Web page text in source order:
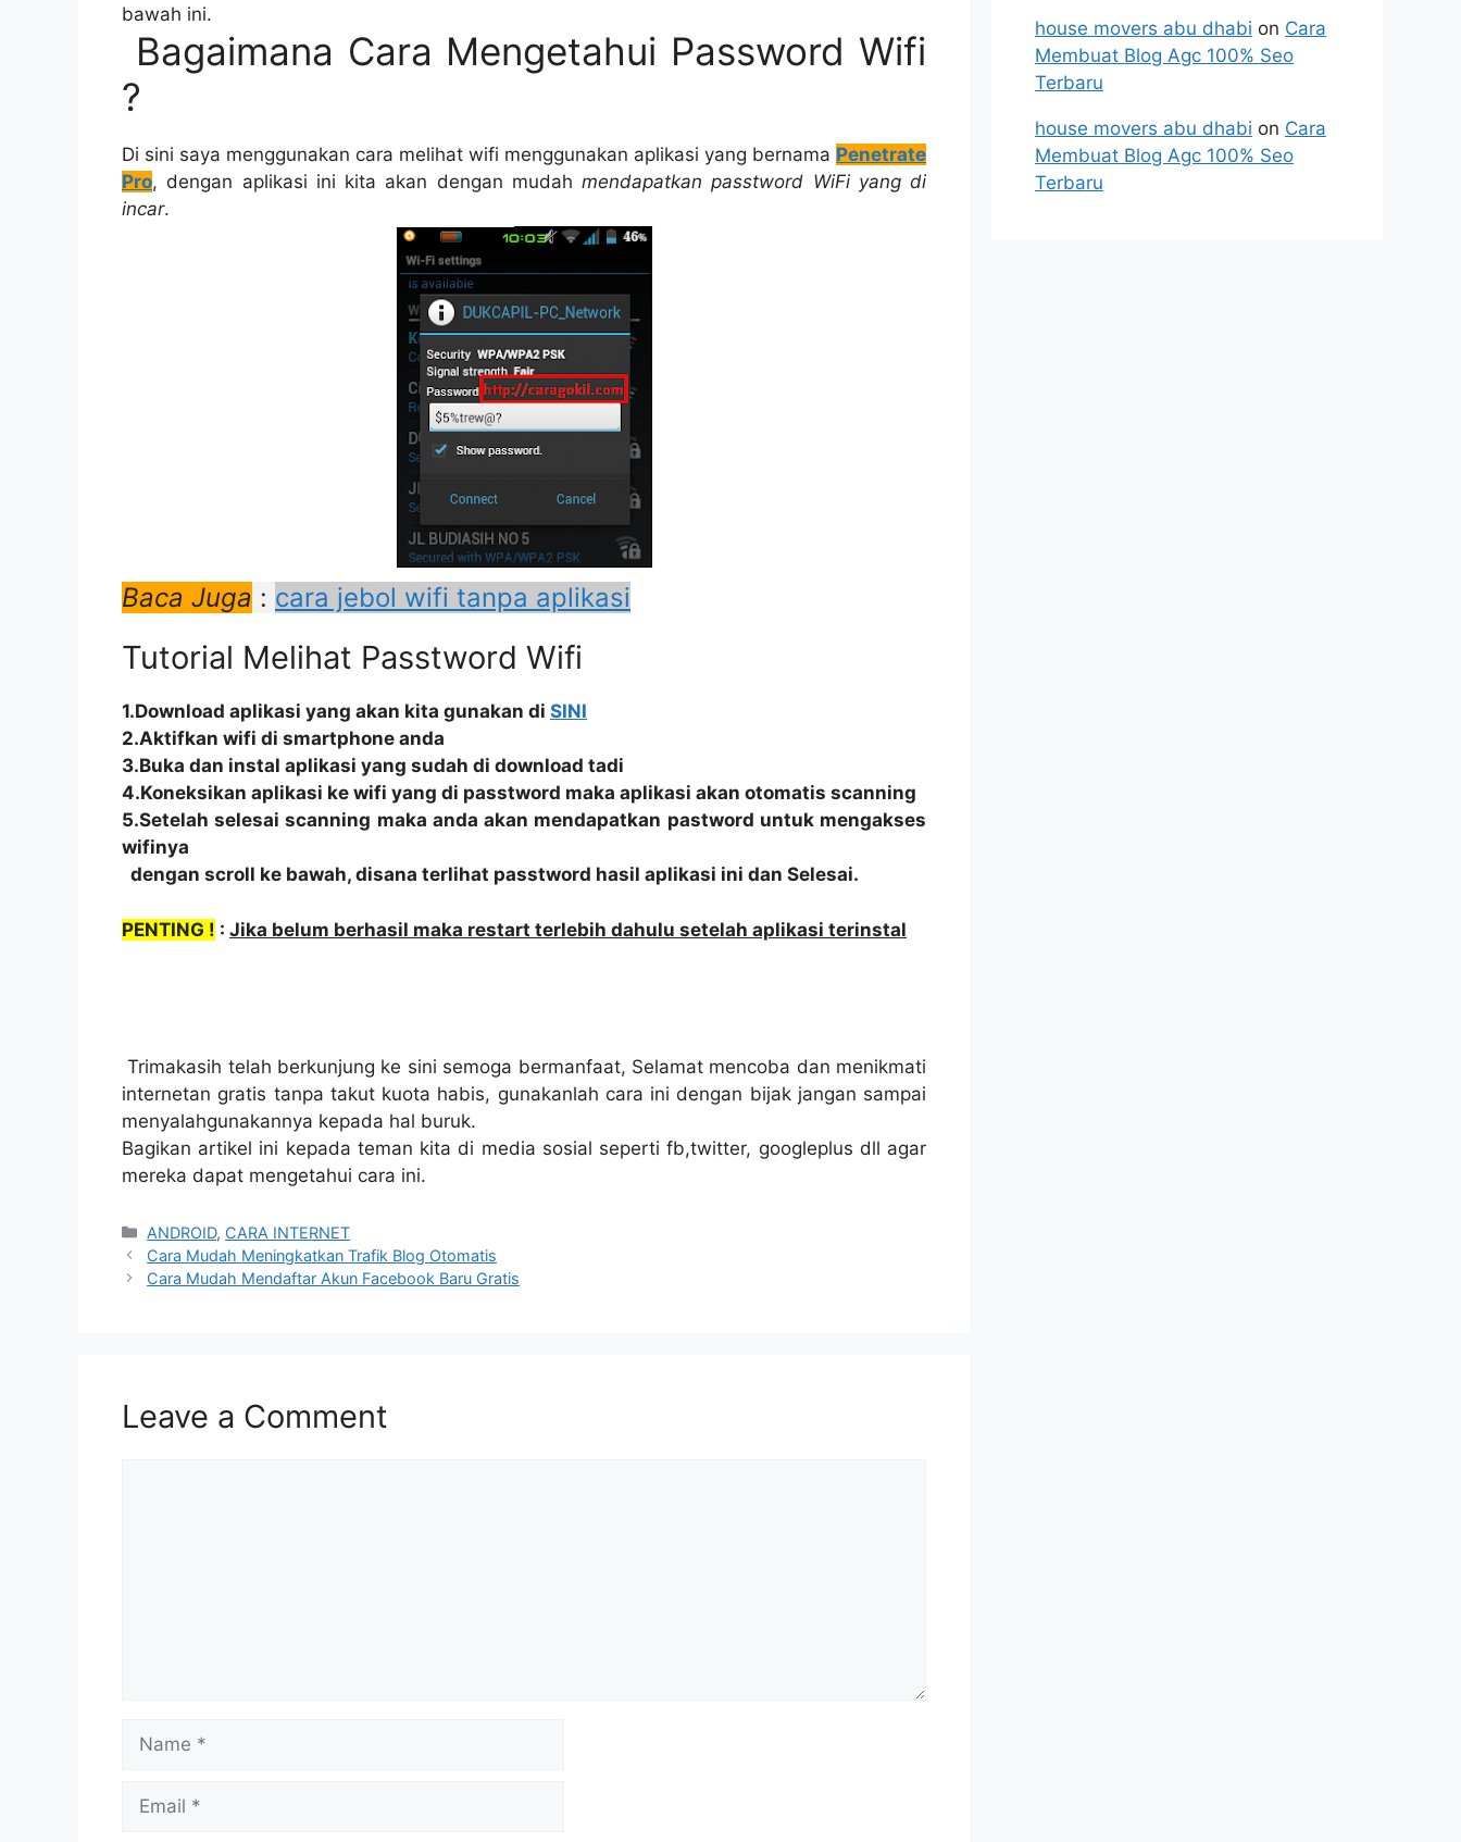
bawah ini.
Bagaimana Cara Mengetahui Password Wifi
?
Di sini saya menggunakan cara melihat wifi menggunakan aplikasi yang bernama Penetrate
Pro, dengan aplikasi ini kita akan dengan mudah mendapatkan passtword WiFi yang di
incar.
Baca Juga : cara jebol wifi tanpa aplikasi
Tutorial Melihat Passtword Wifi
1.Download aplikasi yang akan kita gunakan di SINI
2.Aktifkan wifi di smartphone anda
3.Buka dan instal aplikasi yang sudah di download tadi
4.Koneksikan aplikasi ke wifi yang di passtword maka aplikasi akan otomatis scanning
5.Setelah selesai scanning maka anda akan mendapatkan pastword untuk mengakses
wifinya
dengan scroll ke bawah, disana terlihat passtword hasil aplikasi ini dan Selesai.
PENTING ! : Jika belum berhasil maka restart terlebih dahulu setelah aplikasi terinstal
Trimakasih telah berkunjung ke sini semoga bermanfaat, Selamat mencoba dan menikmati
internetan gratis tanpa takut kuota habis, gunakanlah cara ini dengan bijak jangan sampai
menyalahgunakannya kepada hal buruk.
Bagikan artikel ini kepada teman kita di media sosial seperti fb,twitter, googleplus dll agar
mereka dapat mengetahui cara ini.
Categories
ANDROID, CARA INTERNET
Cara Mudah Meningkatkan Trafik Blog Otomatis
Cara Mudah Mendaftar Akun Facebook Baru Gratis
Leave a Comment
house movers abu dhabi on Cara
Membuat Blog Agc 100% Seo
Terbaru
house movers abu dhabi on Cara
Membuat Blog Agc 100% Seo
Terbaru